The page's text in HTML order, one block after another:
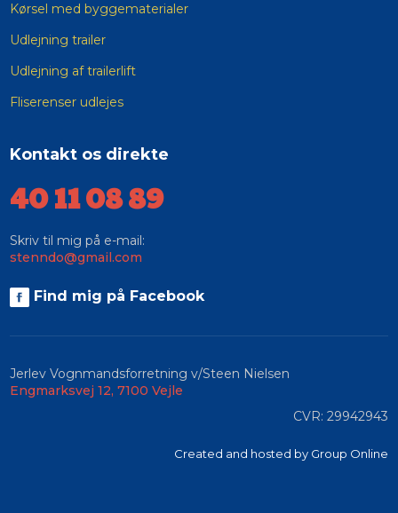
Kørsel med byggematerialer
Udlejning trailer
Udlejning af trailerlift
Fliserenser udlejes
Kontakt os direkte
​40 11 08 89
Skriv til mig på e-mail:
stenndo@gmail.com
Find mig på Facebook​
Jerlev Vognmandsforretning v/Steen Nielsen
Engmarksvej 12, 7100 Vejle
​CVR: 29942943
Created and hosted by Group Online